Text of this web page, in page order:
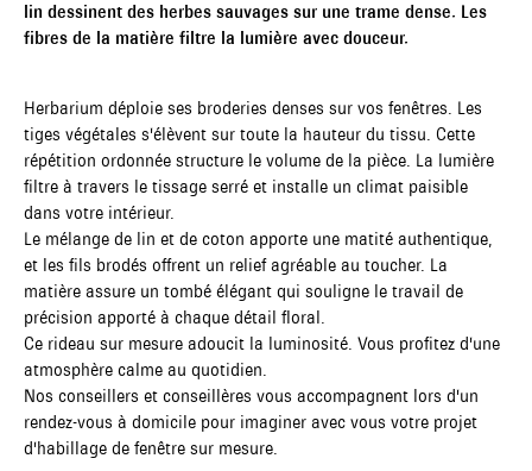
lin dessinent des herbes sauvages sur une trame dense. Les
fibres de la matière filtre la lumière avec douceur.
Herbarium déploie ses broderies denses sur vos fenêtres. Les
tiges végétales s'élèvent sur toute la hauteur du tissu. Cette
répétition ordonnée structure le volume de la pièce. La lumière
filtre à travers le tissage serré et installe un climat paisible
dans votre intérieur.
Le mélange de lin et de coton apporte une matité authentique,
et les fils brodés offrent un relief agréable au toucher. La
matière assure un tombé élégant qui souligne le travail de
précision apporté à chaque détail floral.
Ce rideau sur mesure adoucit la luminosité. Vous profitez d'une
atmosphère calme au quotidien.
Nos conseillers et conseillères vous accompagnent lors d'un
rendez-vous à domicile pour imaginer avec vous votre projet
d'habillage de fenêtre sur mesure.